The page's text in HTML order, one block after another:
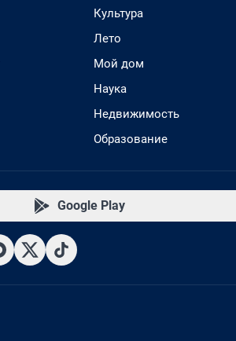
Культура
Лето
Мой дом
Наука
Недвижимость
Образование
Google Play